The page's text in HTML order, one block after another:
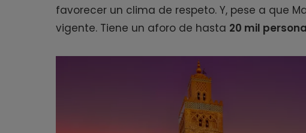
favorecer un clima de respeto. Y, pese a que
vigente. Tiene un aforo de hasta 20 mil